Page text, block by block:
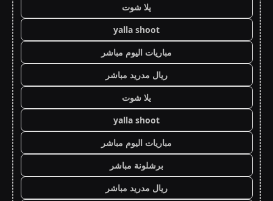
يلا شوت
yalla shoot
مباريات اليوم مباشر
ريال مدريد مباشر
يلا شوت
yalla shoot
مباريات اليوم مباشر
برشلونة مباشر
ريال مدريد مباشر